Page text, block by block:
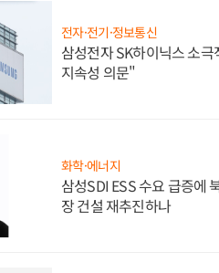
전자·전기·정보통신
삼성전자 SK하이닉스 소
지속성 의문"
화학·에너지
삼성SDI ESS 수요 급증에
장 건설 재추진하나